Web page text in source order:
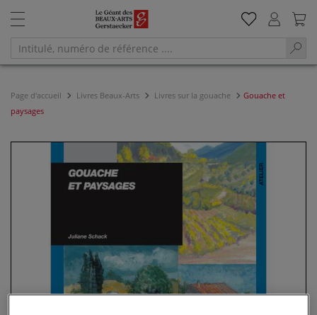
Page d'accueil Livres Beaux-Arts Livres sur la gouache
Gouache et
paysages